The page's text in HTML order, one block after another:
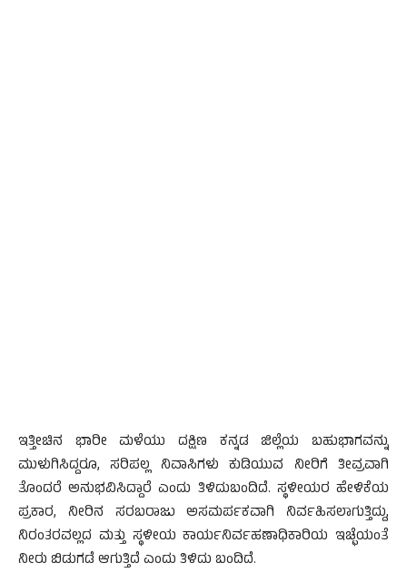
ಇತ್ತೀಚಿನ ಭಾರೀ ಮಳೆಯು ದಕ್ಷಿಣ ಕನ್ನಡ ಜಿಲ್ಲೆಯ ಬಹುಭಾಗವನ್ನು
ಮುಳುಗಿಸಿದ್ದರೂ, ಸರಿಪಲ್ಲ ನಿವಾಸಿಗಳು ಕುಡಿಯುವ ನೀರಿಗೆ ತೀವ್ರವಾಗಿ
ತೊಂದರೆ ಅನುಭವಿಸಿದ್ದಾರೆ ಎಂದು ತಿಳಿದುಬಂದಿದೆ. ಸ್ಥಳೀಯರ ಹೇಳಿಕೆಯ
ಪ್ರಕಾರ, ನೀರಿನ ಸರಬರಾಜು ಅಸಮರ್ಪಕವಾಗಿ ನಿರ್ವಹಿಸಲಾಗುತ್ತಿದ್ದು,
ನಿರಂತರವಲ್ಲದ ಮತ್ತು ಸ್ಥಳೀಯ ಕಾರ್ಯನಿರ್ವಹಣಾಧಿಕಾರಿಯ ಇಚ್ಛೆಯಂತೆ
ನೀರು ಬಿಡುಗಡೆ ಆಗುತ್ತಿದೆ ಎಂದು ತಿಳಿದು ಬಂದಿದೆ.